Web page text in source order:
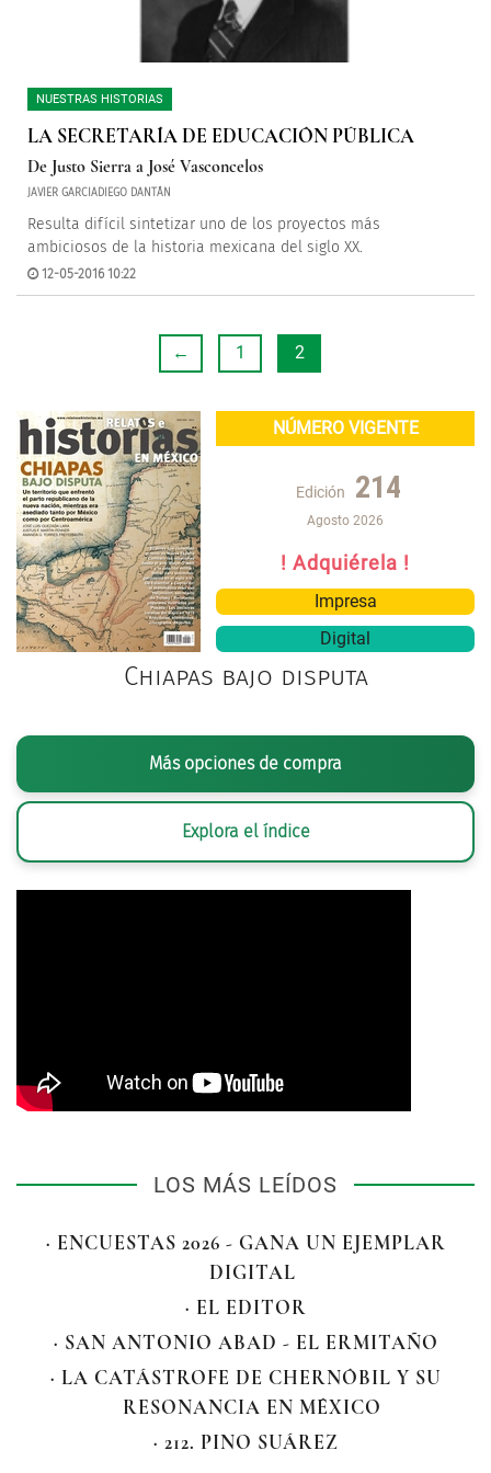
NUESTRAS HISTORIAS
LA SECRETARÍA DE EDUCACIÓN PÚBLICA
De Justo Sierra a José Vasconcelos
JAVIER GARCIADIEGO DANTÁN
Resulta difícil sintetizar uno de los proyectos más
ambiciosos de la historia mexicana del siglo XX.
12-05-2016 10:22
← 1 2
NÚMERO VIGENTE
Edición 214
Agosto 2026
! Adquiérela !
Impresa
Digital
Chiapas bajo disputa
Más opciones de compra
Explora el índice
LOS MÁS LEÍDOS
· ENCUESTAS 2026 - GANA UN EJEMPLAR
DIGITAL
· EL EDITOR
· SAN ANTONIO ABAD - EL ERMITAÑO
· LA CATÁSTROFE DE CHERNÓBIL Y SU
RESONANCIA EN MÉXICO
· 212. PINO SUÁREZ